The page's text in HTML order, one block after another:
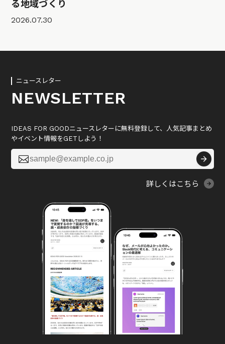
る地域づくり
2026.07.30
ニュースレター
NEWSLETTER
IDEAS FOR GOODニュースレターに無料登録して、人気記事まとめ
やイベント情報をGETしよう！

詳しくはこちら